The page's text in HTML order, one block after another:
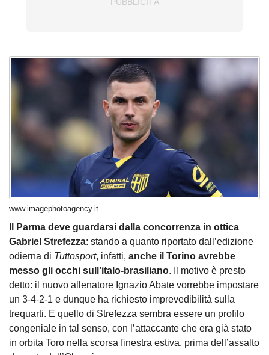
www.imagephotoagency.it
Il Parma deve guardarsi dalla concorrenza in ottica
Gabriel Strefezza: stando a quanto riportato dall’edizione
odierna di Tuttosport, infatti, anche il Torino avrebbe
messo gli occhi sull’italo-brasiliano. Il motivo è presto
detto: il nuovo allenatore Ignazio Abate vorrebbe impostare
un 3-4-2-1 e dunque ha richiesto imprevedibilità sulla
trequarti. E quello di Strefezza sembra essere un profilo
congeniale in tal senso, con l’attaccante che era già stato
in orbita Toro nella scorsa finestra estiva, prima dell’assalto